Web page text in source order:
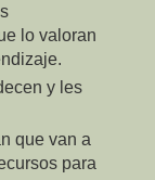
lo valoran
y les
que van a
para